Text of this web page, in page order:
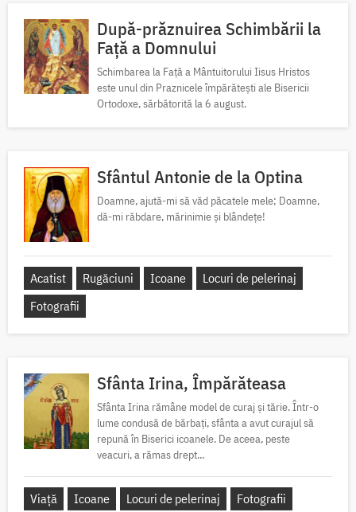
După-prăznuirea Schimbării la
Față a Domnului
Schimbarea la Față a Mântuitorului Iisus Hristos
este unul din Praznicele împărătești ale Bisericii
Ortodoxe, sărbătorită la 6 august.
Sfântul Antonie de la Optina
Doamne, ajută-mi să văd păcatele mele; Doamne,
dă-mi răbdare, mărinimie şi blândeţe!
Acatist Rugăciuni Icoane
Locuri de pelerinaj
Fotografii
Sfânta Irina, Împărăteasa
Sfânta Irina rămâne model de curaj și tărie. Într-o
lume condusă de bărbați, sfânta a avut curajul să
repună în Biserici icoanele. De aceea, peste
veacuri, a rămas drept...
Viață Icoane Locuri de pelerinaj Fotografii